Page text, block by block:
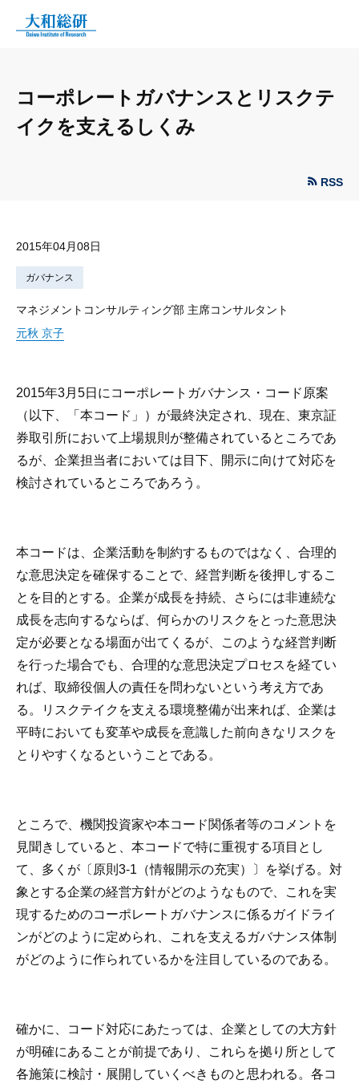
コーポレートガバナンスとリスクテ
イクを支えるしくみ
RSS
2015年04月08日
ガバナンス
マネジメントコンサルティング部 主席コンサルタント
元秋 京子
2015年3月5日にコーポレートガバナンス・コード原案
（以下、「本コード」）が最終決定され、現在、東京証
券取引所において上場規則が整備されているところであ
るが、企業担当者においては目下、開示に向けて対応を
検討されているところであろう。
本コードは、企業活動を制約するものではなく、合理的
な意思決定を確保することで、経営判断を後押しするこ
とを目的とする。企業が成長を持続、さらには非連続な
成長を志向するならば、何らかのリスクをとった意思決
定が必要となる場面が出てくるが、このような経営判断
を行った場合でも、合理的な意思決定プロセスを経てい
れば、取締役個人の責任を問わないという考え方であ
る。リスクテイクを支える環境整備が出来れば、企業は
平時においても変革や成長を意識した前向きなリスクを
とりやすくなるということである。
ところで、機関投資家や本コード関係者等のコメントを
見聞きしていると、本コードで特に重視する項目とし
て、多くが〔原則3-1（情報開示の充実）〕を挙げる。対
象とする企業の経営方針がどのようなもので、これを実
現するためのコーポレートガバナンスに係るガイドライ
ンがどのように定められ、これを支えるガバナンス体制
がどのように作られているかを注目しているのである。
確かに、コード対応にあたっては、企業としての大方針
が明確にあることが前提であり、これらを拠り所として
各施策に検討・展開していくべきものと思われる。各コ